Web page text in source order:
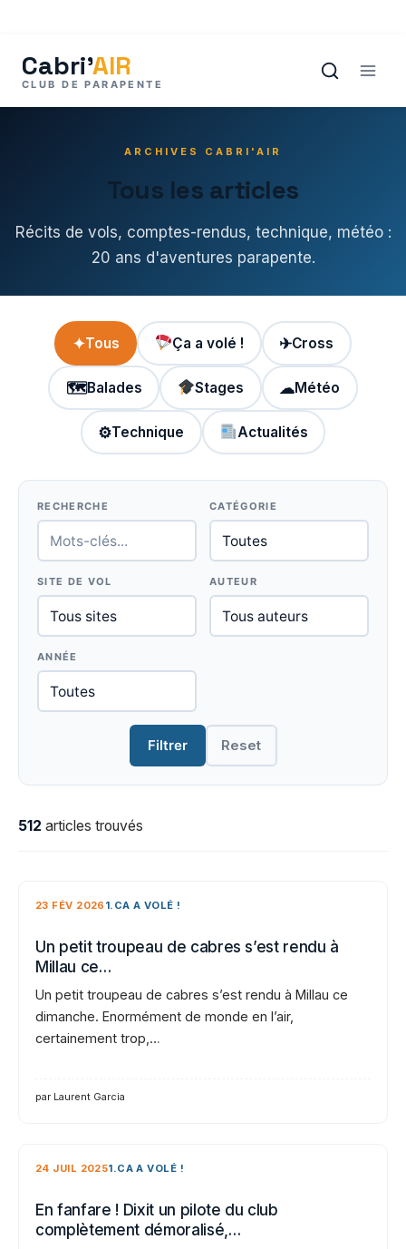
contenu
ARCHIVES CABRI'AIR
Tous les articles
Récits de vols, comptes-rendus, technique, météo :
20 ans d'aventures parapente.
✦Tous Ça a volé ! ✈Cross
🗺Balades Stages ☁Météo
⚙Technique Actualités
RECHERCHE CATÉGORIE
SITE DE VOL AUTEUR
ANNÉE
Filtrer Reset
512 articles trouvés
23 FÉV 2026 1.CA A VOLÉ !
Un petit troupeau de cabres s’est rendu à
Millau ce…
Un petit troupeau de cabres s’est rendu à Millau ce
dimanche. Enormément de monde en l’air,
certainement trop,…
par Laurent Garcia
24 JUIL 20251.CA A VOLÉ !
En fanfare ! Dixit un pilote du club
complètement démoralisé,…